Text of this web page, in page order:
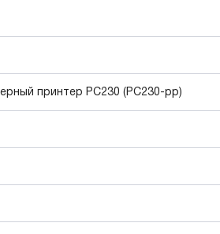
принтер PC230 (PC230-pp)